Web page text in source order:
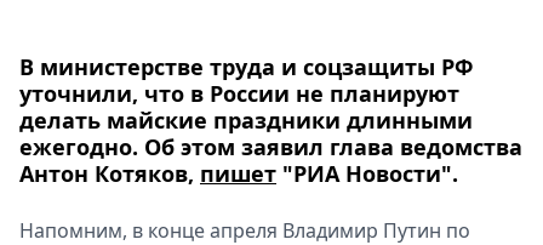
В министерстве труда и соцзащиты РФ
уточнили, что в России не планируют
делать майские праздники длинными
ежегодно. Об этом заявил глава ведомства
Антон Котяков, пишет "РИА Новости".
Напомним, в конце апреля Владимир Путин по